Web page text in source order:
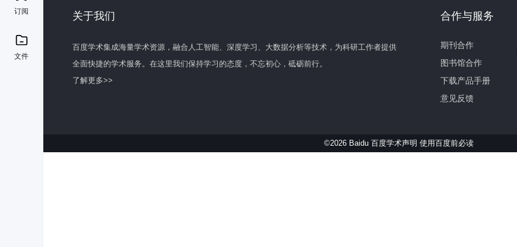
订阅
文件
关于我们
百度学术集成海量学术资源，融合人工智能、深度学习、大数据分析等技术，为科研工作者提供
全面快捷的学术服务。在这里我们保持学习的态度，不忘初心，砥砺前行。
了解更多>>
合作与服务
期刊合作
图书馆合作
下载产品手册
意见反馈
©2026 Baidu 百度学术声明 使用百度前必读